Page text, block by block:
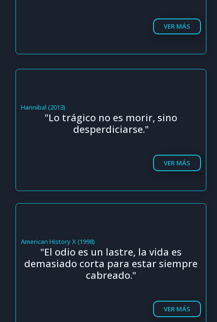
VER MÁS
Hannibal (2013)
"Lo trágico no es morir, sino
desperdiciarse."
VER MÁS
American History X (1998)
"El odio es un lastre, la vida es
demasiado corta para estar siempre
cabreado."
VER MÁS